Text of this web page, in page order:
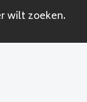
wilt zoeken.